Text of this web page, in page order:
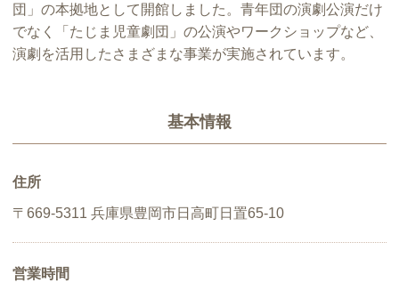
団」の本拠地として開館しました。青年団の演劇公演だけ
でなく「たじま児童劇団」の公演やワークショップなど、
演劇を活用したさまざまな事業が実施されています。
基本情報
住所
〒669-5311 兵庫県豊岡市日高町日置65-10
営業時間